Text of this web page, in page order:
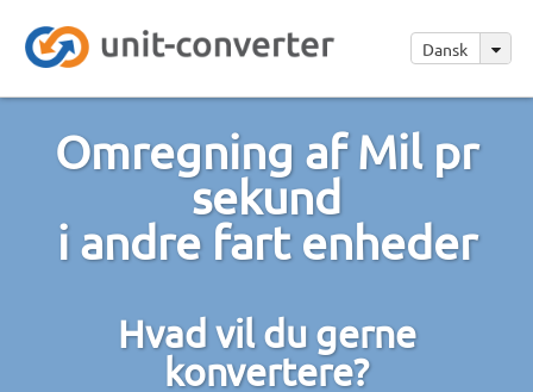
Dansk
Omregning af Mil pr
sekund
i andre fart enheder
Hvad vil du gerne
konvertere?